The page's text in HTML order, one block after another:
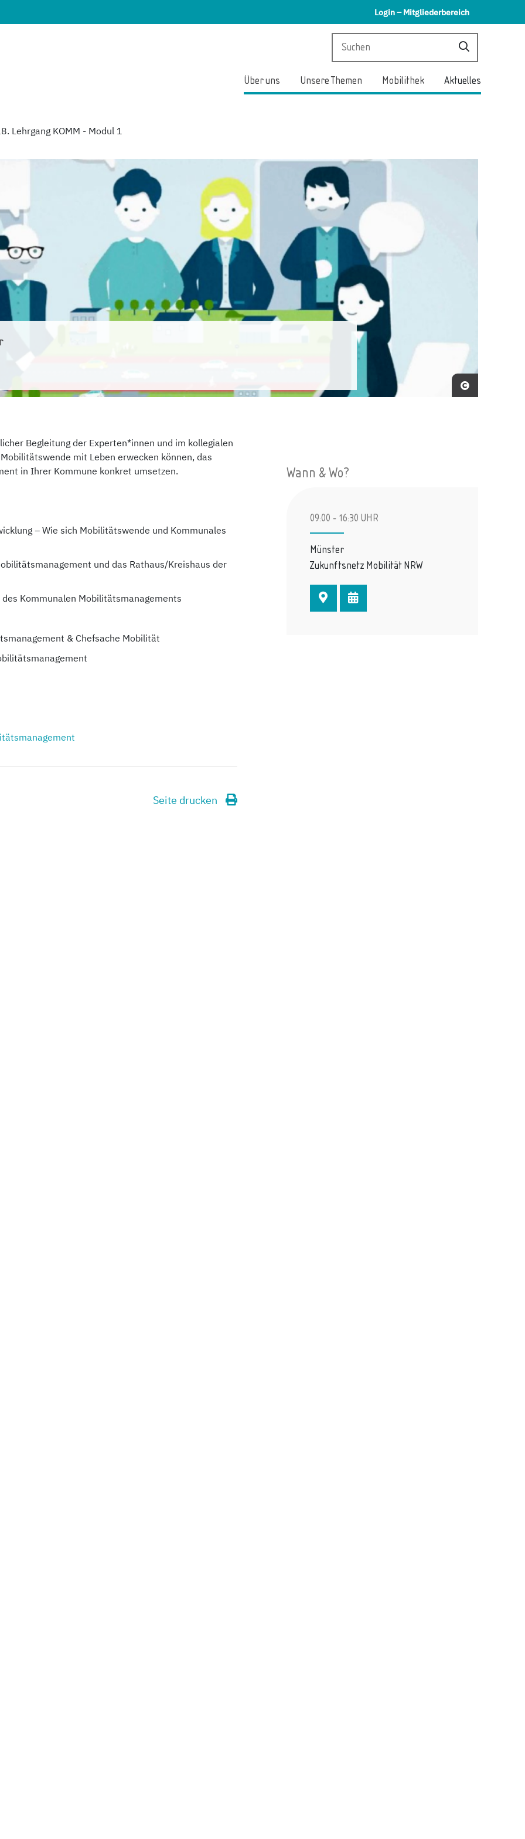
Login – Mitgliederbereich
Über uns Unsere Themen Mobilithek Aktuelles
Lehrgang KOMM - Modul 1
Begleitung der Experten*innen und im kollegialen
mit Leben erwecken können, das
in Ihrer Kommune konkret umsetzen.
– Wie sich Mobilitätswende und Kommunales
und das Rathaus/Kreishaus der
Kommunalen Mobilitätsmanagements
& Chefsache Mobilität
Seite drucken
Wann & Wo?
09:00 - 16:30 UHR
Münster
Zukunftsnetz Mobilität NRW